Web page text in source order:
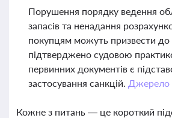
Порушення порядку ведення
запасів та ненадання
покупцям можуть призвести до
підтверджено судовою
первинних документів є
застосування санкцій. Джерело
Кожне з питань — це короткий